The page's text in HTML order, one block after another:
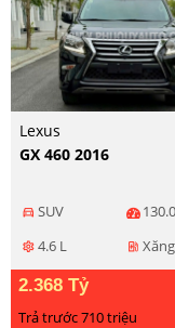
Lexus
GX 460 2016
directions_car SUV
settings 4.6 L ev_station Xăng
2.368 Tỷ
Trả trước 710 triệu